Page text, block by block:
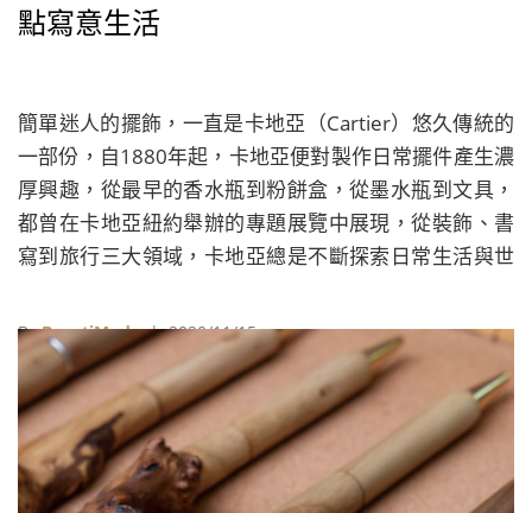
點寫意生活
簡單迷人的擺飾，一直是卡地亞（Cartier）悠久傳統的
一部份，自1880年起，卡地亞便對製作日常擺件產生濃
厚興趣，從最早的香水瓶到粉餅盒，從墨水瓶到文具，
都曾在卡地亞紐約舉辦的專題展覽中展現，從裝飾、書
寫到旅行三大領域，卡地亞總是不斷探索日常生活與世
ByBeautiMode| 2020/11/15